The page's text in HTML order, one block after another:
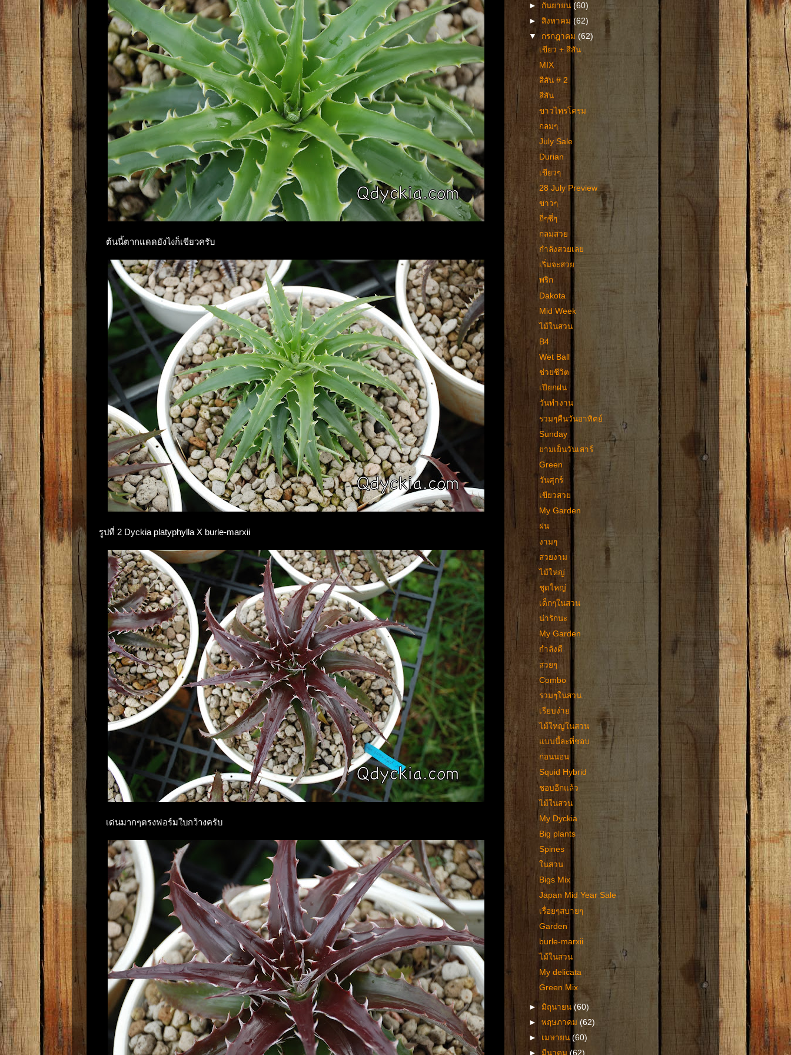
ต้นนี้ตากแดดยังไงก็เขียวครับ
รูปที่ 2 Dyckia platyphylla X burle-marxii
เด่นมากๆตรงฟอร์มใบกว้างครับ
► กันยายน(60)
►สิงหาคม(62)
▼ กรกฎาคม (62)
เขียว + สีสัน
MIX
สีสัน # 2
สีสัน
ขาวไทรโครม
กลมๆ
July Sale
Durian
เขียวๆ
28 July Preview
ขาวๆ
ถี่ๆซี่ๆ
กลมสวย
กำลังสวยเลย
เริ่มจะสวย
พริก
Dakota
Mid Week
ไม้ในสวน
B4
Wet Ball
ช่วยชีวิต
เปียกฝน
วันทำงาน
รวมๆคืนวันอาทิตย์
Sunday
ยามเย็นวันเสาร์
Green
วันศุกร์
เขียวสวย
My Garden
ฝน
งามๆ
สวยงาม
ไม้ใหญ่
ชุดใหญ่
เด็กๆในสวน
น่ารักนะ
My Garden
กำลังดี
สวยๆ
Combo
รวมๆในสวน
เรียบง่าย
ไม้ใหญ่ในสวน
แบบนี้ละที่ชอบ
ก่อนนอน
Squid Hybrid
ชอบอีกแล้ว
ไม้ในสวน
My Dyckia
Big plants
Spines
ในสวน
Bigs Mix
Japan Mid Year Sale
เรื่อยๆสบายๆ
Garden
burle-marxii
ไม้ในสวน
My delicata
Green Mix
►มิถุนายน (60)
►พฤษภาคม(62)
► เมษายน(60)
►มีนาคม(62)